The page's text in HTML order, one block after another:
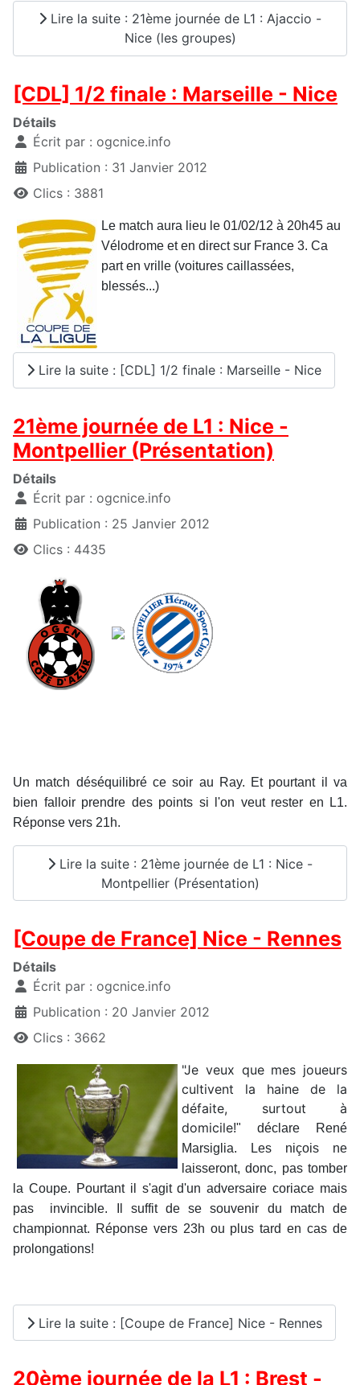
Lire la suite : 21ème journée de L1 : Ajaccio -
Nice (les groupes)
[CDL] 1/2 finale : Marseille - Nice
Détails
Écrit par : ogcnice.info
Publication : 31 Janvier 2012
Clics : 3881
Le match aura lieu le 01/02/12 à 20h45 au
Vélodrome et en direct sur France 3. Ca
part en vrille (voitures caillassées,
blessés...)
Lire la suite : [CDL] 1/2 finale : Marseille - Nice
21ème journée de L1 : Nice -
Montpellier (Présentation)
Détails
Écrit par : ogcnice.info
Publication : 25 Janvier 2012
Clics : 4435
Un match déséquilibré ce soir au Ray. Et pourtant il va
bien falloir prendre des points si l'on veut rester en L1.
Réponse vers 21h.
Lire la suite : 21ème journée de L1 : Nice -
Montpellier (Présentation)
[Coupe de France] Nice - Rennes
Détails
Écrit par : ogcnice.info
Publication : 20 Janvier 2012
Clics : 3662
"Je veux que mes joueurs
cultivent la haine de la
défaite, surtout à
domicile!" déclare René
Marsiglia. Les niçois ne
laisseront, donc, pas tomber
la Coupe. Pourtant il s'agit d'un adversaire coriace mais
pas
invincible. Il suffit de se souvenir du match de
championnat. Réponse vers 23h ou plus tard en cas de
prolongations!
Lire la suite : [Coupe de France] Nice - Rennes
20ème journée de la L1 : Brest -